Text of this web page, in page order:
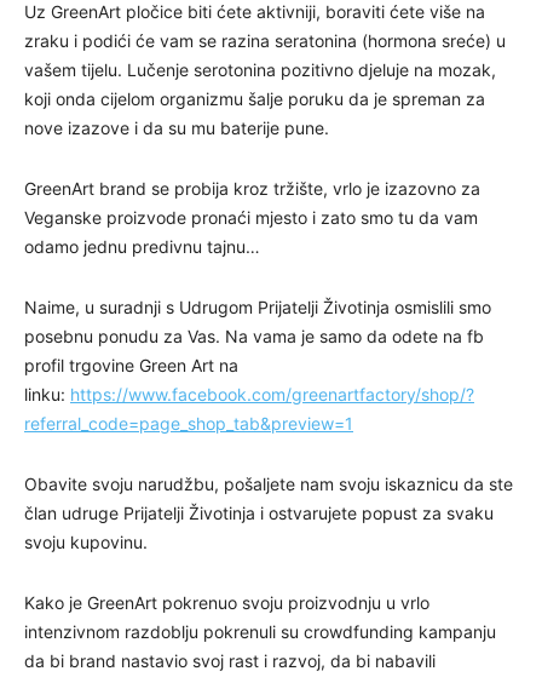
Uz GreenArt pločice biti ćete aktivniji, boraviti ćete više na
zraku i podići će vam se razina seratonina (hormona sreće) u
vašem tijelu. Lučenje serotonina pozitivno djeluje na mozak,
koji onda cijelom organizmu šalje poruku da je spreman za
nove izazove i da su mu baterije pune.
GreenArt brand se probija kroz tržište, vrlo je izazovno za
Veganske proizvode pronaći mjesto i zato smo tu da vam
odamo jednu predivnu tajnu…
Naime, u suradnji s Udrugom Prijatelji Životinja osmislili smo
posebnu ponudu za Vas. Na vama je samo da odete na fb
profil trgovine Green Art na
linku: https://www.facebook.com/greenartfactory/shop/?
referral_code=page_shop_tab&preview=1
Obavite svoju narudžbu, pošaljete nam svoju iskaznicu da ste
član udruge Prijatelji Životinja i ostvarujete popust za svaku
svoju kupovinu.
Kako je GreenArt pokrenuo svoju proizvodnju u vrlo
intenzivnom razdoblju pokrenuli su crowdfunding kampanju
da bi brand nastavio svoj rast i razvoj, da bi nabavili